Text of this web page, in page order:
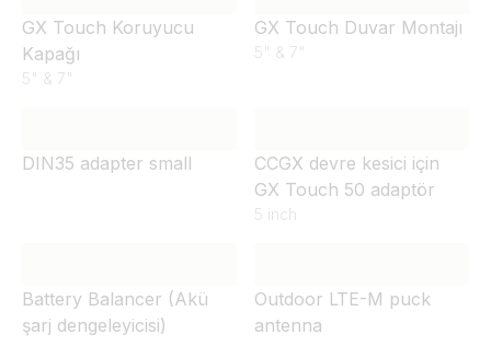
GX Touch Koruyucu
Kapağı
5" & 7"
GX Touch Duvar Montajı
5" & 7"
DIN35 adapter small
CCGX devre kesici için
GX Touch 50 adaptör
5 inch
Battery Balancer (Akü
şarj dengeleyicisi)
Outdoor LTE-M puck
antenna